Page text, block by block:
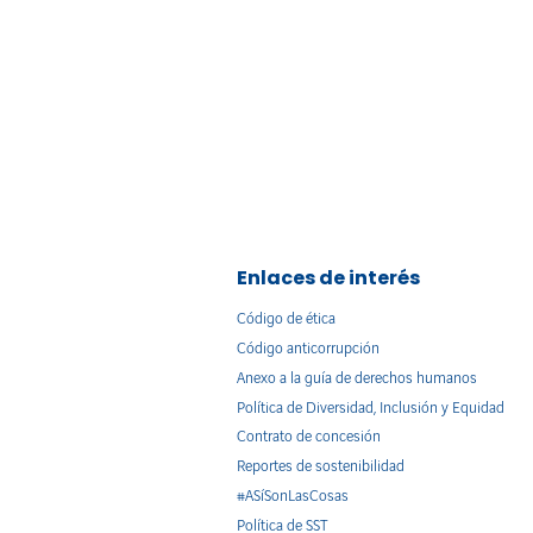
Enlaces de interés
Código de ética
Código anticorrupción
Anexo a la guía de derechos humanos
Política de Diversidad, Inclusión y Equidad
Contrato de concesión
Reportes de sostenibilidad
#ASíSonLasCosas
Política de SST